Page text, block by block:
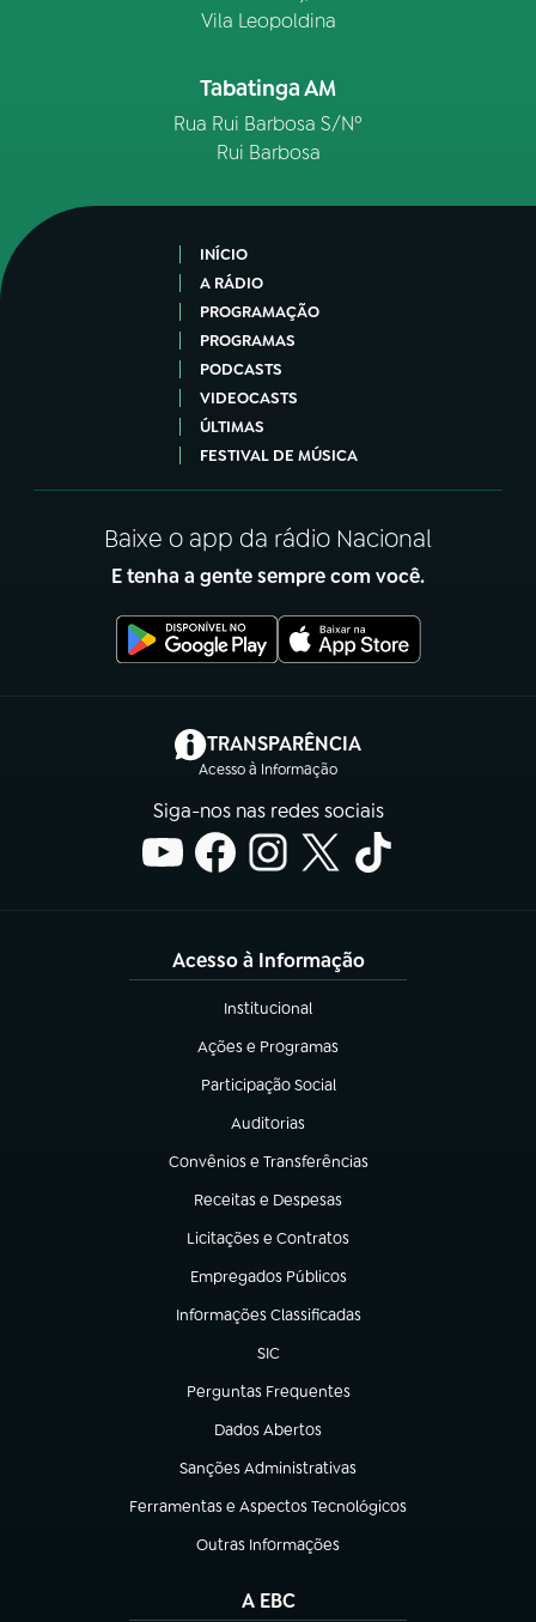
Vila Leopoldina
Tabatinga AM
Rua Rui Barbosa S/Nº
Rui Barbosa
INÍCIO
A RÁDIO
PROGRAMAÇÃO
PROGRAMAS
PODCASTS
VIDEOCASTS
ÚLTIMAS
FESTIVAL DE MÚSICA
Baixe o app da rádio Nacional
E tenha a gente sempre com você.
TRANSPARÊNCIA
Acesso à Informação
(abre em nova aba)
Siga-nos nas redes sociais
Acesso à Informação
Institucional
(abre em nova aba)
Ações e Programas
(abre em nova aba)
Participação Social
(abre em nova aba)
Auditorias
(abre em nova aba)
Convênios e Transferências
(abre em nova aba)
Receitas e Despesas
(abre em nova aba)
Licitações e Contratos
(abre em nova aba)
Empregados Públicos
(abre em nova aba)
Informações Classificadas
(abre em nova aba)
SIC
(abre em nova aba)
Perguntas Frequentes
(abre em nova aba)
Dados Abertos
(abre em nova aba)
Sanções Administrativas
(abre em nova aba)
Ferramentas e Aspectos Tecnológicos
(abre em nova aba)
Outras Informações
(abre em nova aba)
A EBC